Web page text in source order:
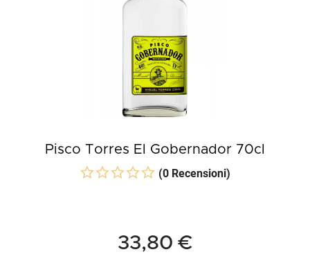
Pisco Torres El Gobernador 70cl
(0 Recensioni)
33,80 €